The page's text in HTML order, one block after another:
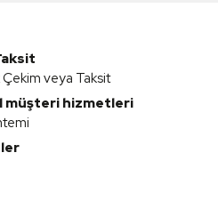
Çekim veya Taksit
müşteri hizmetleri